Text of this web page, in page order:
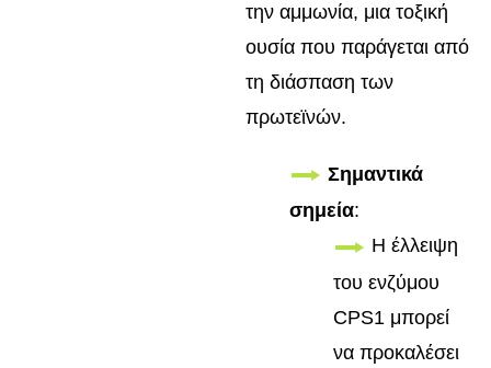
την αμμωνία, μια τοξική
ουσία που παράγεται από
τη διάσπαση των
πρωτεϊνών.
Σημαντικά
σημεία:
Η έλλειψη
του ενζύμου
CPS1 μπορεί
να προκαλέσει